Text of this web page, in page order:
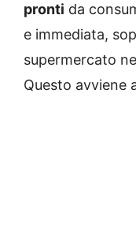
pronti da
e immediata,
supermercato
Questo avviene